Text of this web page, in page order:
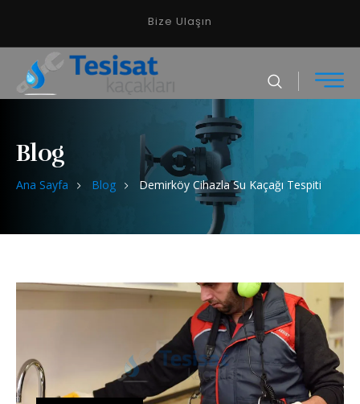
Bize Ulaşın
Blog
Ana Sayfa Blog Demirköy Cihazla Su Kaçağı Tespiti